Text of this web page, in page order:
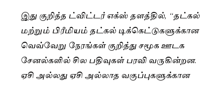
இது குறித்த ட்விட்டர் எக்ஸ் தளத்தில், “தட்கல்
மற்றும் பிரீமியம் தட்கல் டிக்கெட்டுகளுக்கான
வெவ்வேறு நேரங்கள் குறித்து சமூக ஊடக
சேனல்களில் சில பதிவுகள் பரவி வருகின்றன.
ஏசி அல்லது ஏசி அல்லாத வகுப்புகளுக்கான